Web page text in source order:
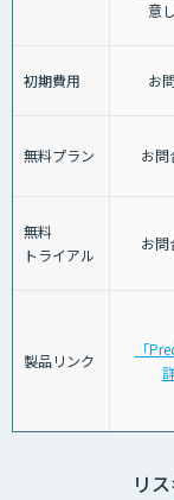
意
初期費用 お
無料プラン お問
無料
トライアル
お問
製品リンク
「
リ